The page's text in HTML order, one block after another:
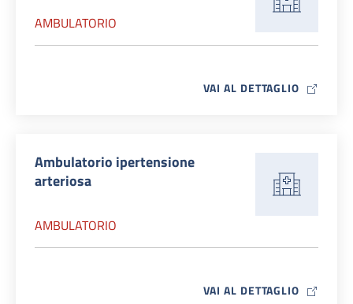
AMBULATORIO
VAI AL DETTAGLIO MAP ICON
Ambulatorio ipertensione
arteriosa
AMBULATORIO
VAI AL DETTAGLIO MAP ICON